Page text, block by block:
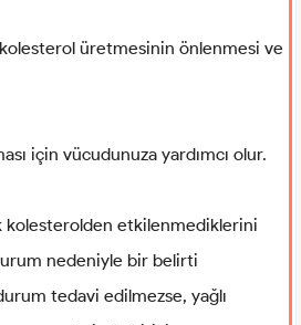
üretmesinin önlenmesi ve
için vücudunuza yardımcı olur.
kolesterolden etkilenmediklerini
nedeniyle bir belirti
tedavi edilmezse, yağlı